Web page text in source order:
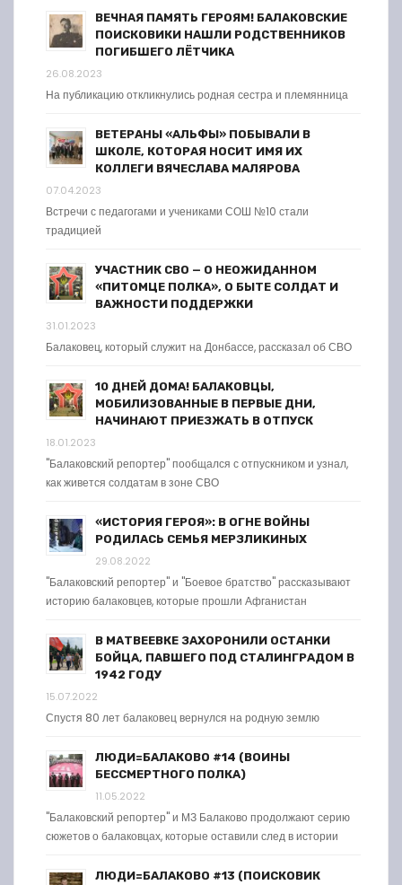
ВЕЧНАЯ ПАМЯТЬ ГЕРОЯМ! БАЛАКОВСКИЕ
ПОИСКОВИКИ НАШЛИ РОДСТВЕННИКОВ
ПОГИБШЕГО ЛЁТЧИКА
26.08.2023
На публикацию откликнулись родная сестра и племянница
ВЕТЕРАНЫ «АЛЬФЫ» ПОБЫВАЛИ В
ШКОЛЕ, КОТОРАЯ НОСИТ ИМЯ ИХ
КОЛЛЕГИ ВЯЧЕСЛАВА МАЛЯРОВА
07.04.2023
Встречи с педагогами и учениками СОШ №10 стали
традицией
УЧАСТНИК СВО — О НЕОЖИДАННОМ
«ПИТОМЦЕ ПОЛКА», О БЫТЕ СОЛДАТ И
ВАЖНОСТИ ПОДДЕРЖКИ
31.01.2023
Балаковец, который служит на Донбассе, рассказал об СВО
10 ДНЕЙ ДОМА! БАЛАКОВЦЫ,
МОБИЛИЗОВАННЫЕ В ПЕРВЫЕ ДНИ,
НАЧИНАЮТ ПРИЕЗЖАТЬ В ОТПУСК
18.01.2023
"Балаковский репортер" пообщался с отпускником и узнал,
как живется солдатам в зоне СВО
«ИСТОРИЯ ГЕРОЯ»: В ОГНЕ ВОЙНЫ
РОДИЛАСЬ СЕМЬЯ МЕРЗЛИКИНЫХ
29.08.2022
"Балаковский репортер" и "Боевое братство" рассказывают
историю балаковцев, которые прошли Афганистан
В МАТВЕЕВКЕ ЗАХОРОНИЛИ ОСТАНКИ
БОЙЦА, ПАВШЕГО ПОД СТАЛИНГРАДОМ В
1942 ГОДУ
15.07.2022
Спустя 80 лет балаковец вернулся на родную землю
ЛЮДИ=БАЛАКОВО #14 (ВОИНЫ
БЕССМЕРТНОГО ПОЛКА)
11.05.2022
"Балаковский репортер" и МЗ Балаково продолжают серию
сюжетов о балаковцах, которые оставили след в истории
ЛЮДИ=БАЛАКОВО #13 (ПОИСКОВИК